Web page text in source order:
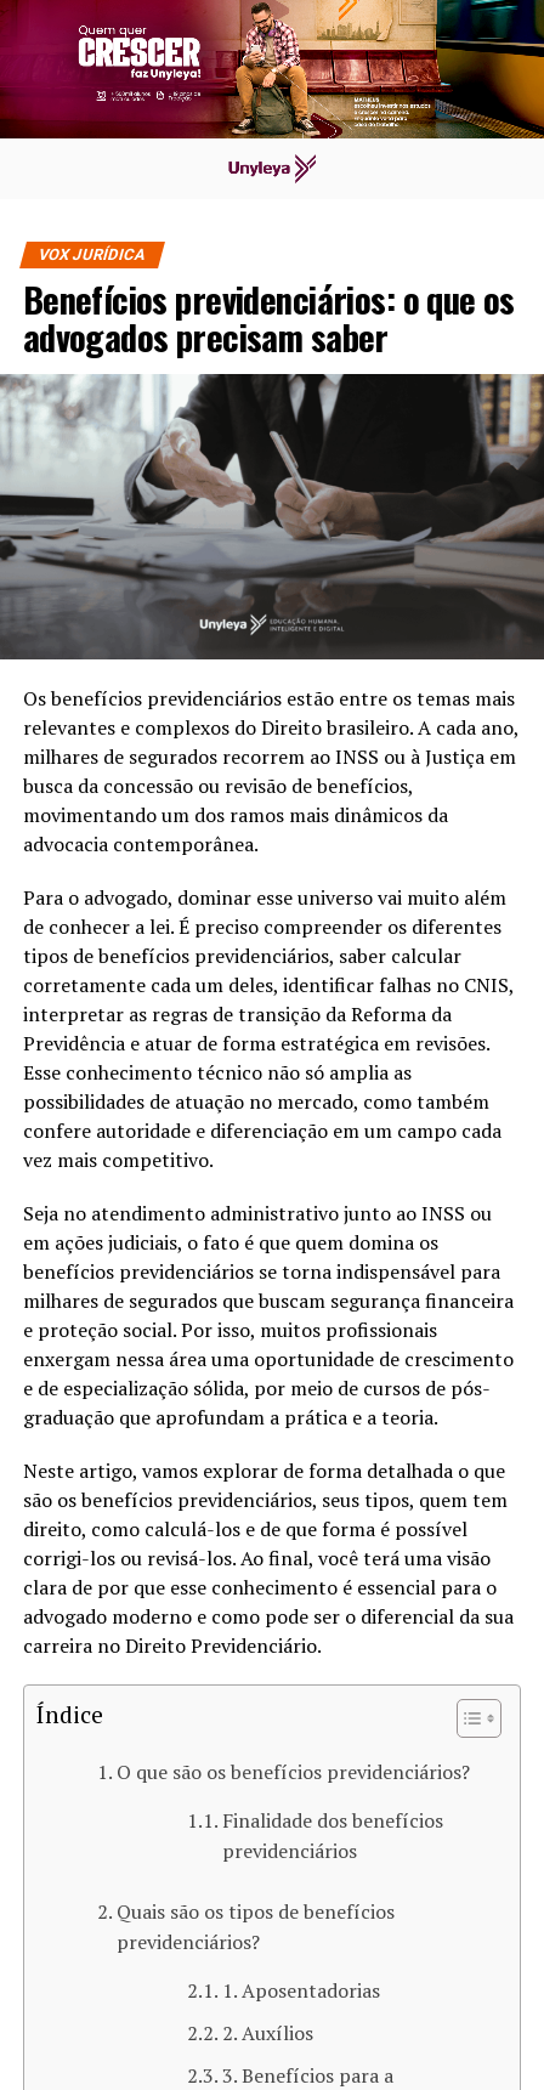
VOX JURÍDICA
Benefícios previdenciários: o que os
advogados precisam saber
Os benefícios previdenciários estão entre os temas mais
relevantes e complexos do Direito brasileiro. A cada ano,
milhares de segurados recorrem ao INSS ou à Justiça em
busca da concessão ou revisão de benefícios,
movimentando um dos ramos mais dinâmicos da
advocacia contemporânea.
Para o advogado, dominar esse universo vai muito além
de conhecer a lei. É preciso compreender os diferentes
tipos de benefícios previdenciários, saber calcular
corretamente cada um deles, identificar falhas no CNIS,
interpretar as regras de transição da Reforma da
Previdência e atuar de forma estratégica em revisões.
Esse conhecimento técnico não só amplia as
possibilidades de atuação no mercado, como também
confere autoridade e diferenciação em um campo cada
vez mais competitivo.
Seja no atendimento administrativo junto ao INSS ou
em ações judiciais, o fato é que quem domina os
benefícios previdenciários se torna indispensável para
milhares de segurados que buscam segurança financeira
e proteção social. Por isso, muitos profissionais
enxergam nessa área uma oportunidade de crescimento
e de especialização sólida, por meio de cursos de pós-
graduação que aprofundam a prática e a teoria.
Neste artigo, vamos explorar de forma detalhada o que
são os benefícios previdenciários, seus tipos, quem tem
direito, como calculá-los e de que forma é possível
corrigi-los ou revisá-los. Ao final, você terá uma visão
clara de por que esse conhecimento é essencial para o
advogado moderno e como pode ser o diferencial da sua
carreira no Direito Previdenciário.
Índice
O que são os benefícios previdenciários?
Finalidade dos benefícios
previdenciários
Quais são os tipos de benefícios
previdenciários?
1. Aposentadorias
2. Auxílios
3. Benefícios para a